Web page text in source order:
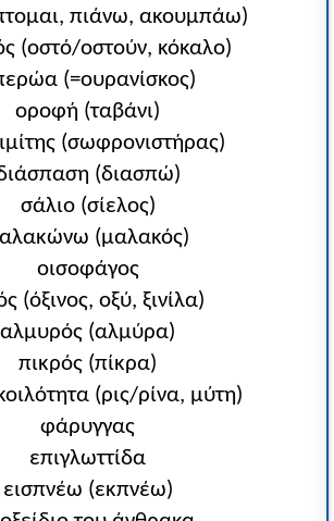
πιάνω, ακουμπάω)
(οστό/οστούν, κόκαλο)
(=ουρανίσκος)
οροφή (ταβάνι)
(σωφρονιστήρας)
(διασπώ)
σάλιο (σίελος)
(μαλακός)
οισοφάγος
(όξινος, οξύ, ξινίλα)
αλμυρός (αλμύρα)
πικρός (πίκρα)
(ρις/ρίνα, μύτη)
φάρυγγας
επιγλωττίδα
εισπνέω (εκπνέω)